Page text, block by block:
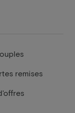
remises